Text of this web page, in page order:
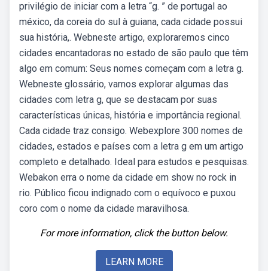
privilégio de iniciar com a letra “g. ” de portugal ao
méxico, da coreia do sul à guiana, cada cidade possui
sua história,. Webneste artigo, exploraremos cinco
cidades encantadoras no estado de são paulo que têm
algo em comum: Seus nomes começam com a letra g.
Webneste glossário, vamos explorar algumas das
cidades com letra g, que se destacam por suas
características únicas, história e importância regional.
Cada cidade traz consigo. Webexplore 300 nomes de
cidades, estados e países com a letra g em um artigo
completo e detalhado. Ideal para estudos e pesquisas.
Webakon erra o nome da cidade em show no rock in
rio. Público ficou indignado com o equívoco e puxou
coro com o nome da cidade maravilhosa.
For more information, click the button below.
LEARN MORE